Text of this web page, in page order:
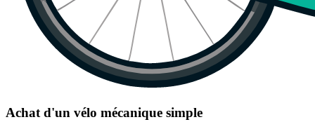
Achat d'un vélo mécanique simple